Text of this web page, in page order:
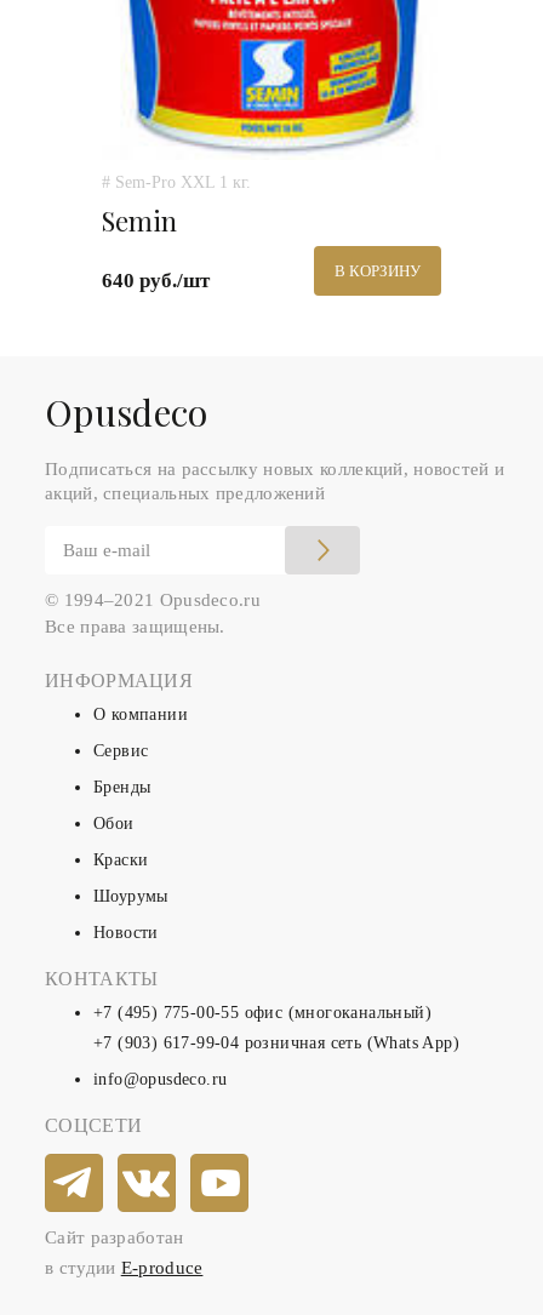
# Sem-Pro XXL 1 кг.
Semin
640 руб./шт В КОРЗИНУ
Оpusdeco
Подписаться на рассылку новых коллекций, новостей и
акций, специальных предложений
© 1994–2021 Opusdeco.ru
Все права защищены.
ИНФОРМАЦИЯ
О компании
Сервис
Бренды
Обои
Краски
Шоурумы
Новости
КОНТАКТЫ
+7 (495) 775-00-55 офис (многоканальный)
+7 (903) 617-99-04 розничная сеть (Whats App)
info@opusdeco.ru
СОЦСЕТИ
Сайт разработан
в студии E-produce